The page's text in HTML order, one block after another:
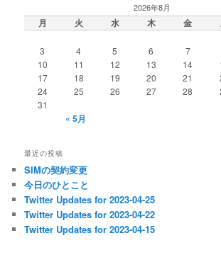
ゲ
ー
2026年8月
月 火 水 木 金
3
4 5 6 7
10
11 12 13 14
17
18 19 20 21
24
25 26 27 28
31
« 5月
最近の投稿
SIMの契約変更
今日のひとこと
Twitter Updates for 2023-04-25
Twitter Updates for 2023-04-22
Twitter Updates for 2023-04-15